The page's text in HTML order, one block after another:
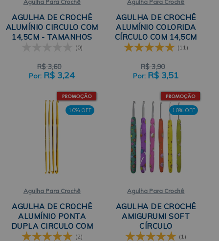
Agulha Para Crochê
AGULHA DE CROCHÊ
ALUMÍNIO CIRCULO COM
14,5CM - TAMANHOS
(0)
R$ 3,60
R$ 3,24
Agulha Para Crochê
AGULHA DE CROCHÊ
ALUMÍNIO COLORIDA
CÍRCULO COM 14,5CM
(11)
R$ 3,90
R$ 3,51
10% OFF
Agulha Para Crochê
AGULHA DE CROCHÊ
ALUMÍNIO PONTA
DUPLA CIRCULO COM
13,2CM
(2)
10% OFF
Agulha Para Crochê
AGULHA DE CROCHÊ
AMIGURUMI SOFT
CÍRCULO
(1)